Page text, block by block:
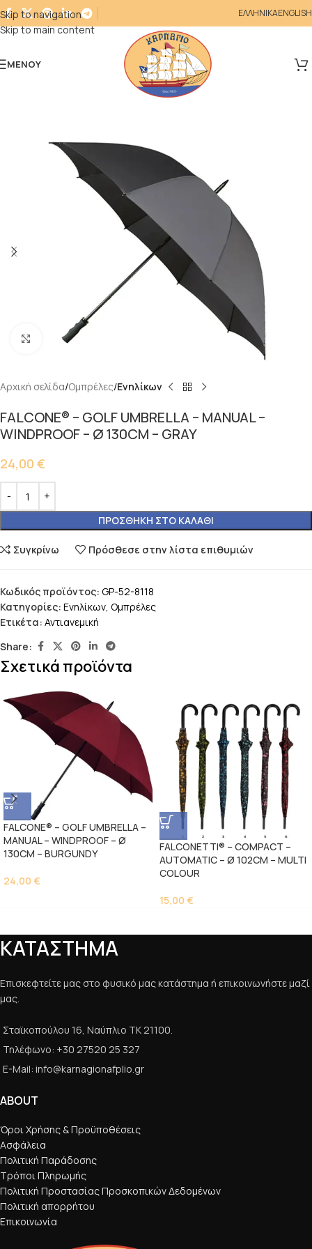
Skip to navigation
Skip to main content
ΕΛΛΗΝΙΚΑENGLISH
ΜΕΝΟΎ
Κάντε κλικ για μεγέθυνση
Αρχική σελίδα Ομπρέλες Ενηλίκων
FALCONE® – GOLF UMBRELLA – MANUAL –
WINDPROOF – Ø 130CM – GRAY
24,00 €
ΠΡΟΣΘΉΚΗ ΣΤΟ ΚΑΛΆΘΙ
Συγκρίνω Πρόσθεσε στην λίστα επιθυμιών
Κωδικός προϊόντος: GP-52-8118
Κατηγορίες: Ενηλίκων, Ομπρέλες
Ετικέτα: Αντιανεμική
Share:
Σχετικά προϊόντα
FALCONE® – GOLF UMBRELLA –
MANUAL – WINDPROOF – Ø
130CM – BURGUNDY
24,00 €
FALCONETTI® – COMPACT –
AUTOMATIC – Ø 102CM – MULTI
COLOUR
15,00 €
ΚΑΤΑΣΤΗΜΑ
Επισκεφτείτε μας στο φυσικό μας κατάστημα ή επικοινωνήστε μαζί
μας.
Σταϊκοπούλου 16, Ναύπλιο ΤΚ 21100.
Τηλέφωνο: +30 27520 25 327
E-Mail: info@karnagionafplio.gr
ABOUT
Όροι Χρήσης & Προϋποθέσεις
Ασφάλεια
Πολιτική Παράδοσης
Τρόποι Πληρωμής
Πολιτική Προστασίας Προσκοπικών Δεδομένων
Πολιτική απορρήτου
Επικοινωνία